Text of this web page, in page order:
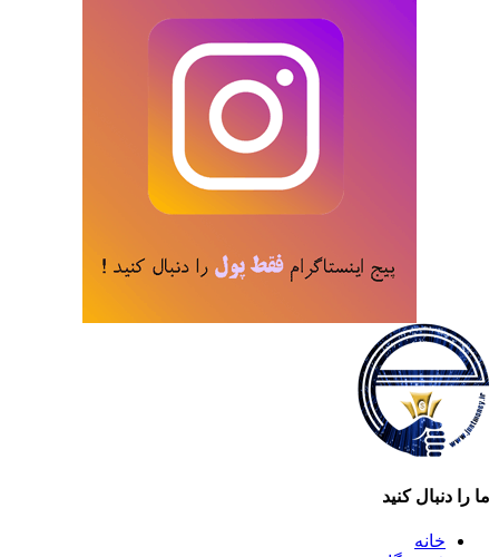
ما را دنبال کنید
خانه